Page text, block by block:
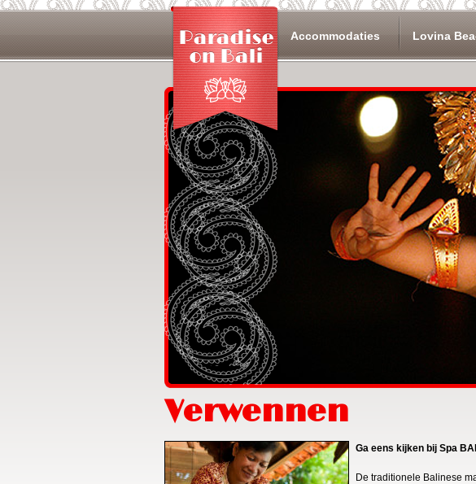
Overslaan en naar de algemene inhoud gaan
Accommodaties Lovina
Verwennen
Ga eens kijken bij Spa
De traditionele Balinese